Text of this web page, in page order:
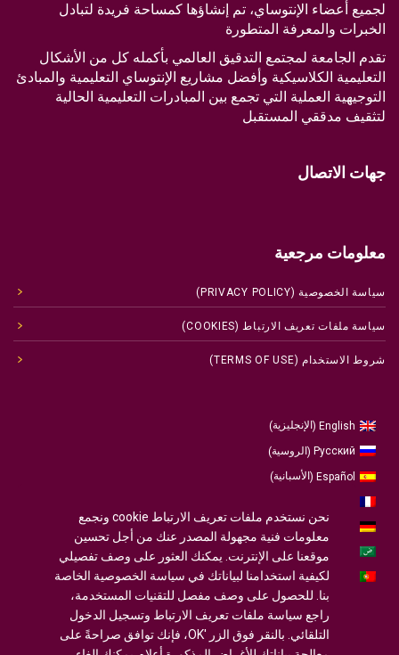
لجميع أعضاء الإنتوساي، تم إنشاؤها كمساحة فريدة لتبادل
الخبرات والمعرفة المتطورة
تقدم الجامعة لمجتمع التدقيق العالمي بأكمله كل من الأشكال
التعليمية الكلاسيكية وأفضل مشاريع الإنتوساي التعليمية والمبادئ
التوجيهية العملية التي تجمع بين المبادرات التعليمية الحالية
لتثقيف مدققي المستقبل
جهات الاتصال
معلومات مرجعية
سياسة الخصوصية (PRIVACY POLICY)
سياسة ملفات تعريف الارتباط (COOKIES)
شروط الاستخدام (TERMS OF USE)
English
(الإنجليزية)
Русский
(الروسية)
Español
(الأسبانية)
Deutsch
( الألمانية
Português
( البرتغالية ، البرتغال)
نحن نستخدم ملفات تعريف الارتباط cookie ونجمع
معلومات فنية مجهولة المصدر عنك من أجل تحسين
موقعنا على الإنترنت. يمكنك العثور على وصف تفصيلي
لكيفية استخدامنا لبياناتك في سياسة الخصوصية الخاصة
بنا. للحصول على وصف مفصل للتقنيات المستخدمة،
راجع سياسة ملفات تعريف الارتباط وتسجيل الدخول
التلقائي. بالنقر فوق الزر 'OK، فإنك توافق صراحةً على